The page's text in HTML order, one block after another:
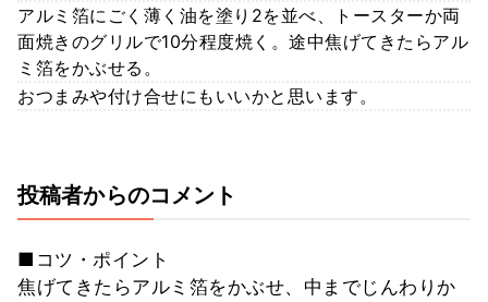
アルミ箔にごく薄く油を塗り2を並べ、トースターか両
面焼きのグリルで10分程度焼く。途中焦げてきたらアル
ミ箔をかぶせる。
おつまみや付け合せにもいいかと思います。
投稿者からのコメント
■コツ・ポイント
焦げてきたらアルミ箔をかぶせ、中までじんわりか